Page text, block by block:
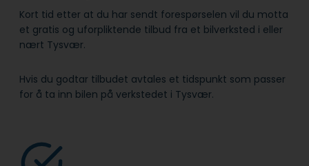
Kort tid etter at du har sendt forespørselen vil du motta
et gratis og uforpliktende tilbud fra et bilverksted i eller
nært Tysvær.
Hvis du godtar tilbudet avtales et tidspunkt som passer
for å ta inn bilen på verkstedet i Tysvær.